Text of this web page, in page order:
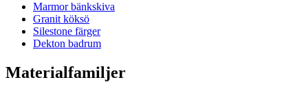
Marmor bänkskiva
Granit köksö
Silestone färger
Dekton badrum
Materialfamiljer